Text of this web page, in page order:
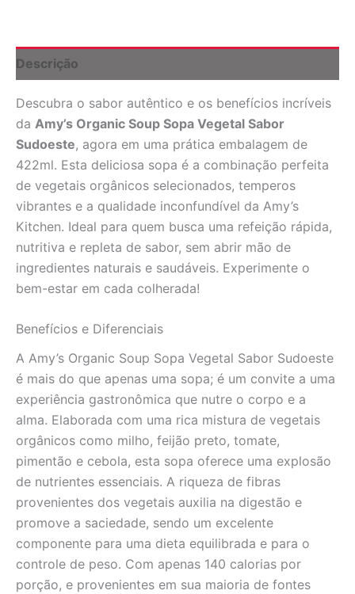
Alimentação
Saudável
Saborosa
quantidade
R$108,15.R$99,91.
Descrição
Descubra o sabor autêntico e os benefícios incríveis
da Amy’s Organic Soup Sopa Vegetal Sabor
Sudoeste, agora em uma prática embalagem de
422ml. Esta deliciosa sopa é a combinação perfeita
de vegetais orgânicos selecionados, temperos
vibrantes e a qualidade inconfundível da Amy’s
Kitchen. Ideal para quem busca uma refeição rápida,
nutritiva e repleta de sabor, sem abrir mão de
ingredientes naturais e saudáveis. Experimente o
bem-estar em cada colherada!
Benefícios e Diferenciais
A Amy’s Organic Soup Sopa Vegetal Sabor Sudoeste
é mais do que apenas uma sopa; é um convite a uma
experiência gastronômica que nutre o corpo e a
alma. Elaborada com uma rica mistura de vegetais
orgânicos como milho, feijão preto, tomate,
pimentão e cebola, esta sopa oferece uma explosão
de nutrientes essenciais. A riqueza de fibras
provenientes dos vegetais auxilia na digestão e
promove a saciedade, sendo um excelente
componente para uma dieta equilibrada e para o
controle de peso. Com apenas 140 calorias por
porção, e provenientes em sua maioria de fontes